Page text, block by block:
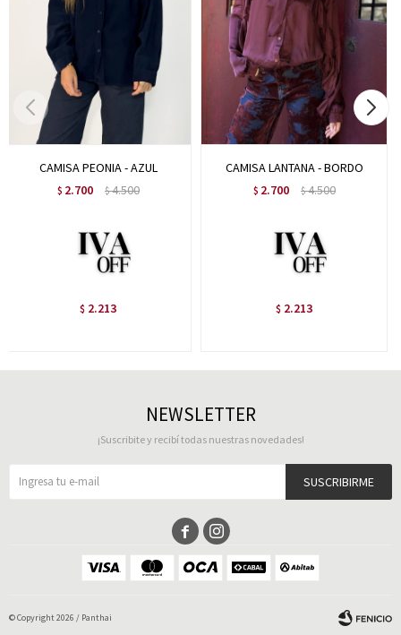
CAMISA PEONIA - AZUL
$ 2.700 $4.500
$ 2.213
CAMISA LANTANA - BORDO
$ 2.700 $4.500
$ 2.213
NEWSLETTER
¡Suscribite y recibí todas nuestras novedades!
SUSCRIBIRME
 
© Copyright 2026 / Panthai